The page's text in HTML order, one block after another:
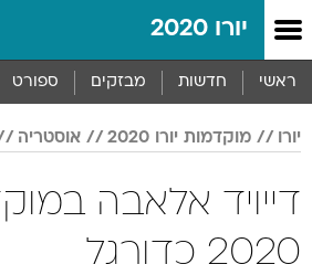
יורו 2020
ראשי חדשות מבזקים ספורט
יורו מוקדמות יורו 2020 אוסטריה
דייויד אלאבה
2020 כדורגל